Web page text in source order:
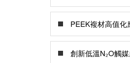
PEEK複材高值化
創新低溫N₂O觸